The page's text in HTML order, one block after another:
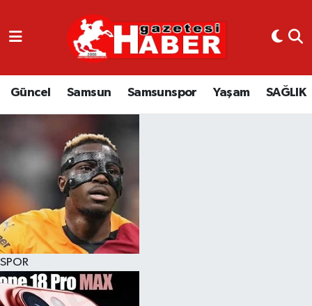
Güncel Samsun Samsunspor Yaşam SAĞLIK
SPOR
GÜNCEL
SAMSUN
EKONOMİ
YAŞAM